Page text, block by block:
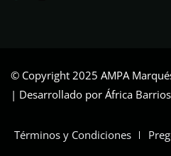
© Copyright 2025 AMPA
| Desarrollado por África
Términos y Condiciones